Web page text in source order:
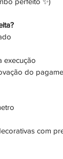
execução
do
com